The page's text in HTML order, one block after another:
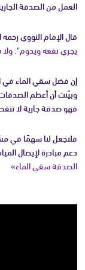
العمل من الصدقة
قال الإمام النووي رحمه
يجري نفعه ويدوم". ولا
إن فضل سقي الماء في
وبيّنت أن أعظم
فهو صدقة جارية لا
فلنجعل لنا سهمًا في
دعم مبادرة لإيصال
الصدقة سقي الماء»